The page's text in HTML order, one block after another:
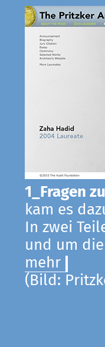
1_Fragen
kam es
In zwei
und um
mehr
(Bild: